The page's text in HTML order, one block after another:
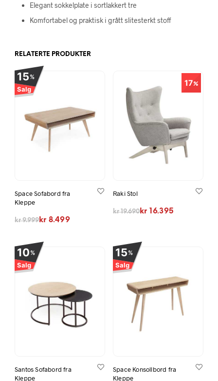
Elegant sokkelplate i sortlakkert tre
Komfortabel og praktisk i grått slitesterkt stoff
RELATERTE PRODUKTER
15%
Salg
Space Sofabord fra
Kleppe
kr9.999
Opprinnelig pris var: kr 9.999.
kr 8.499
Nåværende pris er: kr 8.499.
17
Raki Stol
kr19.690
Opprinnelig pris var: kr 19.690.
kr 16.395
Nåværende pris er: kr 16.395.
10%
Salg
Santos Sofabord fra
Kleppe
15%
Salg
Space Konsollbord fra
Kleppe